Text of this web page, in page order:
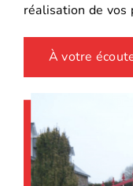
réalisation de vos
À votre